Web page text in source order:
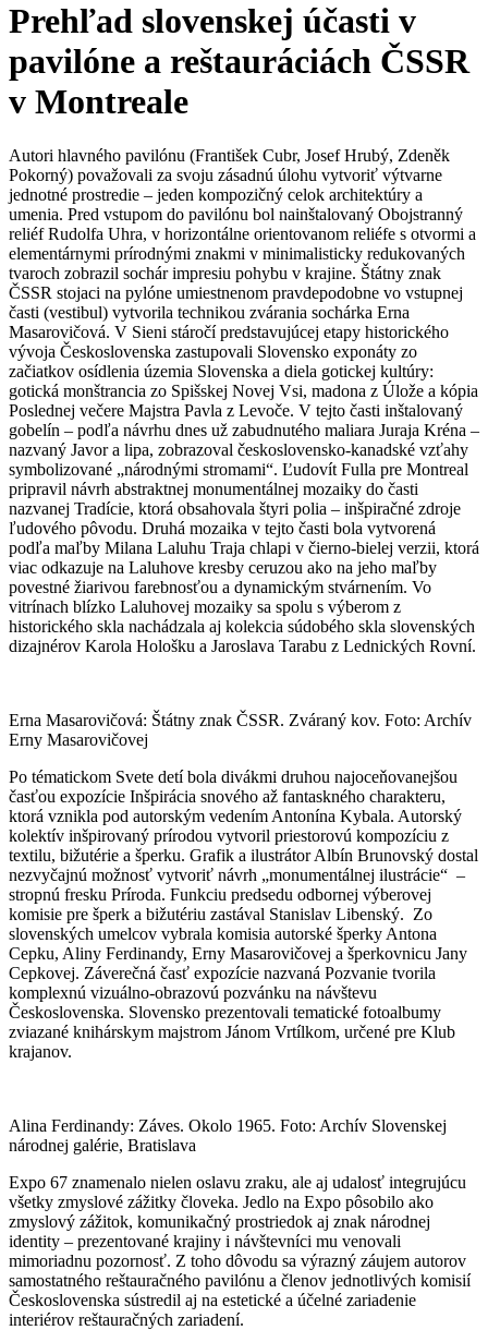
Prehľad slovenskej účasti v
pavilóne a reštauráciách ČSSR
v Montreale
Autori hlavného pavilónu (František Cubr, Josef Hrubý, Zdeněk
Pokorný) považovali za svoju zásadnú úlohu vytvoriť výtvarne
jednotné prostredie – jeden kompozičný celok architektúry a
umenia. Pred vstupom do pavilónu bol nainštalovaný Obojstranný
reliéf Rudolfa Uhra, v horizontálne orientovanom reliéfe s otvormi a
elementárnymi prírodnými znakmi v minimalisticky redukovaných
tvaroch zobrazil sochár impresiu pohybu v krajine. Štátny znak
ČSSR stojaci na pylóne umiestnenom pravdepodobne vo vstupnej
časti (vestibul) vytvorila technikou zvárania sochárka Erna
Masarovičová. V Sieni stáročí predstavujúcej etapy historického
vývoja Československa zastupovali Slovensko exponáty zo
začiatkov osídlenia územia Slovenska a diela gotickej kultúry:
gotická monštrancia zo Spišskej Novej Vsi, madona z Úlože a kópia
Poslednej večere Majstra Pavla z Levoče. V tejto časti inštalovaný
gobelín – podľa návrhu dnes už zabudnutého maliara Juraja Kréna –
nazvaný Javor a lipa, zobrazoval československo-kanadské vzťahy
symbolizované „národnými stromami“. Ľudovít Fulla pre Montreal
pripravil návrh abstraktnej monumentálnej mozaiky do časti
nazvanej Tradície, ktorá obsahovala štyri polia – inšpiračné zdroje
ľudového pôvodu. Druhá mozaika v tejto časti bola vytvorená
podľa maľby Milana Laluhu Traja chlapi v čierno-bielej verzii, ktorá
viac odkazuje na Laluhove kresby ceruzou ako na jeho maľby
povestné žiarivou farebnosťou a dynamickým stvárnením. Vo
vitrínach blízko Laluhovej mozaiky sa spolu s výberom z
historického skla nachádzala aj kolekcia súdobého skla slovenských
dizajnérov Karola Hološku a Jaroslava Tarabu z Lednických Rovní.
Erna Masarovičová: Štátny znak ČSSR. Zváraný kov. Foto: Archív
Erny Masarovičovej
Po tématickom Svete detí bola divákmi druhou najoceňovanejšou
časťou expozície Inšpirácia snového až fantaskného charakteru,
ktorá vznikla pod autorským vedením Antonína Kybala. Autorský
kolektív inšpirovaný prírodou vytvoril priestorovú kompozíciu z
textilu, bižutérie a šperku. Grafik a ilustrátor Albín Brunovský dostal
nezvyčajnú možnosť vytvoriť návrh „monumentálnej ilustrácie“ –
stropnú fresku Príroda. Funkciu predsedu odbornej výberovej
komisie pre šperk a bižutériu zastával Stanislav Libenský. Zo
slovenských umelcov vybrala komisia autorské šperky Antona
Cepku, Aliny Ferdinandy, Erny Masarovičovej a šperkovnicu Jany
Cepkovej. Záverečná časť expozície nazvaná Pozvanie tvorila
komplexnú vizuálno-obrazovú pozvánku na návštevu
Československa. Slovensko prezentovali tematické fotoalbumy
zviazané knihárskym majstrom Jánom Vrtílkom, určené pre Klub
krajanov.
Alina Ferdinandy: Záves. Okolo 1965. Foto: Archív Slovenskej
národnej galérie, Bratislava
Expo 67 znamenalo nielen oslavu zraku, ale aj udalosť integrujúcu
všetky zmyslové zážitky človeka. Jedlo na Expo pôsobilo ako
zmyslový zážitok, komunikačný prostriedok aj znak národnej
identity – prezentované krajiny i návštevníci mu venovali
mimoriadnu pozornosť. Z toho dôvodu sa výrazný záujem autorov
samostatného reštauračného pavilónu a členov jednotlivých komisií
Československa sústredil aj na estetické a účelné zariadenie
interiérov reštauračných zariadení.